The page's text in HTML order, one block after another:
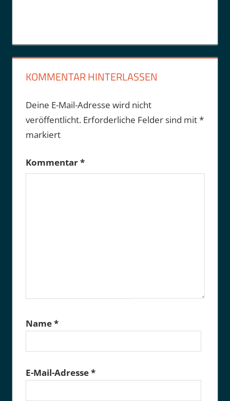
KOMMENTAR HINTERLASSEN
Deine E-Mail-Adresse wird nicht
veröffentlicht. Erforderliche Felder sind mit*
markiert
Kommentar*
Name*
E-Mail-Adresse*